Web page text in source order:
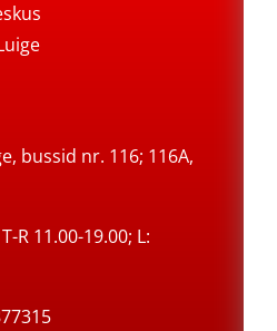
bussid nr. 116; 116A,
T-R 11.00-19.00; L: